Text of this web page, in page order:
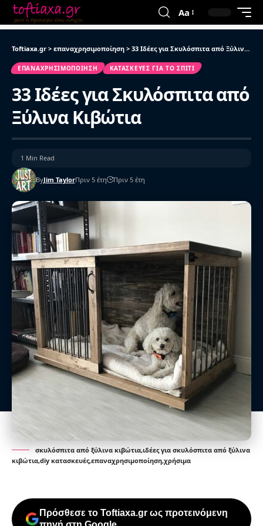
Aa
Toftiaxa.gr > επαναχρησιμοποίηση > 33 Ιδέες για Σκυλόσπιτα από Ξύλινα Κιβώτια
ΕΠΑΝΑΧΡΗΣΙΜΟΠΟΊΗΣΗ ΚΑΤΑΣΚΕΥΈΣ ΓΙΑ ΤΟ ΣΠΊΤΙ
33 Ιδέες για Σκυλόσπιτα από
Ξύλινα Κιβώτια
ByJim TaylorΠριν 5 έτη Πριν 5 έτη
1 Min Read
σκυλόσπιτα από ξύλινα κιβώτια,ιδέες για σκυλόσπιτα από ξύλινα
κιβώτια,diy κατασκευές,επαναχρησιμοποίηση,χρήσιμα
Πρόσθεσε το Toftiaxa.gr ως προτεινόμενη